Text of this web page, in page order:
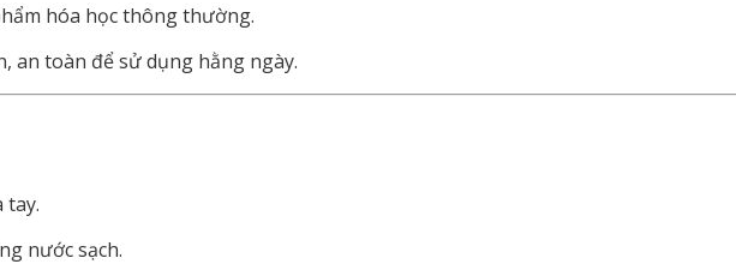
hóa họcthôngthường.
, an toàn đểsửdụng hằng ngày.
tay.
nướcsạch.